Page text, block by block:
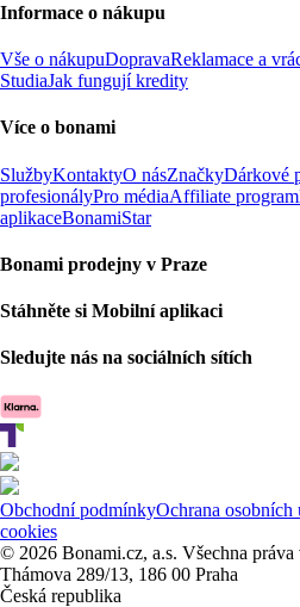
Informace o nákupu
Vše o nákupuDopravaReklamace a
StudiaJak fungují kredity
Více o bonami
SlužbyKontaktyO násZnačkyDárkové
profesionályPro médiaAffiliate program
aplikaceBonamiStar
Bonami prodejny v Praze
Stáhněte si Mobilní aplikaci
Sledujte nás na sociálních sítích
Obchodní podmínkyOchrana osobních
cookies
© 2026 Bonami.cz, a.s. Všechna práva
Thámova 289/13, 186 00 Praha
Česká republika